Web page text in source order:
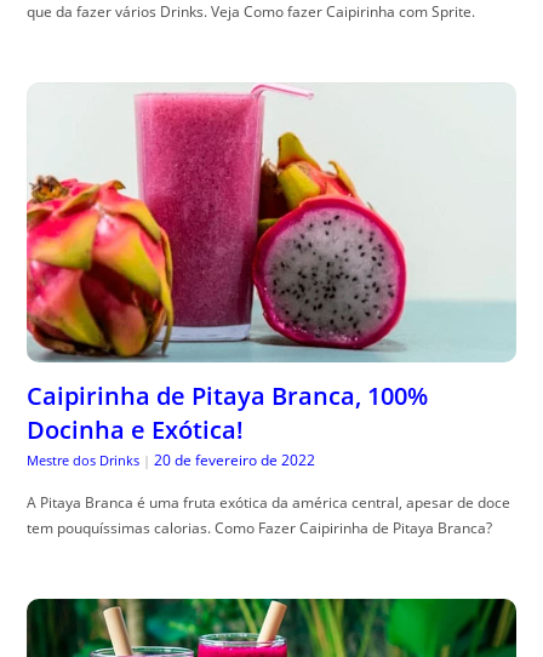
que da fazer vários Drinks. Veja Como fazer Caipirinha com Sprite.
Caipirinha de Pitaya Branca, 100%
Docinha e Exótica!
Mestre dos Drinks | 20 de fevereiro de 2022
A Pitaya Branca é uma fruta exótica da américa central, apesar de doce
tem pouquíssimas calorias. Como Fazer Caipirinha de Pitaya Branca?